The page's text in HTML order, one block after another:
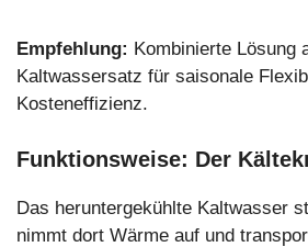
Empfehlung: Kombinierte Lösung
Kaltwassersatz für saisonale
Kosteneffizienz.
Funktionsweise: Der
Das heruntergekühlte Kaltwasser
nimmt dort Wärme auf und